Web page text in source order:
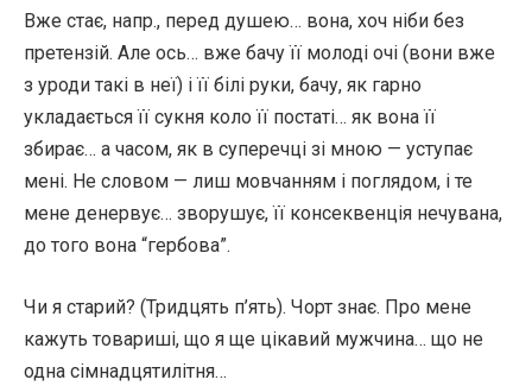
Вже стає, напр., перед душею… вона, хоч ніби без
претензій. Але ось… вже бачу її молоді очі (вони вже
з уроди такі в неї) і її білі руки, бачу, як гарно
укладається її сукня коло її постаті… як вона її
збирає… а часом, як в суперечці зі мною — уступає
мені. Не словом — лиш мовчанням і поглядом, і те
мене денервує… зворушує, її консеквенція нечувана,
до того вона “гербова”.
Чи я старий? (Тридцять п’ять). Чорт знає. Про мене
кажуть товариші, що я ще цікавий мужчина… що не
одна сімнадцятилітня…